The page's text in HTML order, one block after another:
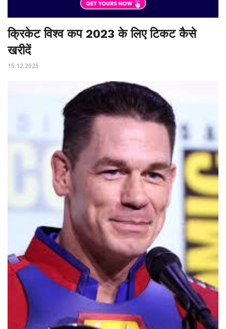
क्रिकेट विश्व कप 2023 के लिए टिकट कैसे
खरीदें
15.12.2025